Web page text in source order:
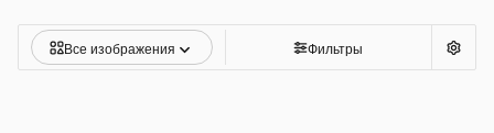
Все изображения Фильтры